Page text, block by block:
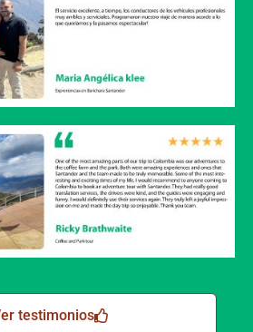
testimonios